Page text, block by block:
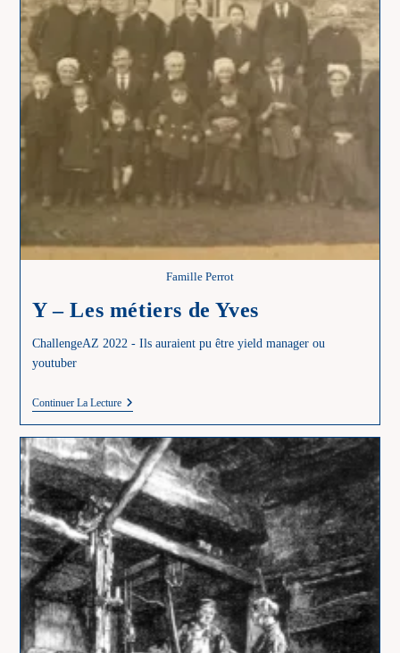
Famille Perrot
Y – Les métiers de Yves
ChallengeAZ 2022 - Ils auraient pu être yield manager ou
youtuber
Continuer La LectureY
Métiers
De
Yves